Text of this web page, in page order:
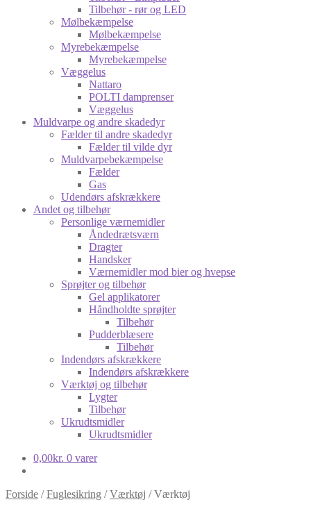
Tilbehør - rør og LED
Mølbekæmpelse
Mølbekæmpelse
Myrebekæmpelse
Myrebekæmpelse
Væggelus
Nattaro
POLTI damprenser
Væggelus
Muldvarpe og andre skadedyr
Fælder til andre skadedyr
Fælder til vilde dyr
Muldvarpebekæmpelse
Fælder
Gas
Udendørs afskrækkere
Andet og tilbehør
Personlige værnemidler
Åndedrætsværn
Dragter
Handsker
Værnemidler mod bier og hvepse
Sprøjter og tilbehør
Gel applikatorer
Håndholdte sprøjter
Tilbehør
Pudderblæsere
Tilbehør
Indendørs afskrækkere
Indendørs afskrækkere
Værktøj og tilbehør
Lygter
Tilbehør
Ukrudtsmidler
Ukrudtsmidler
0,00kr. 0 varer
Forside /Fuglesikring /Værktøj /Værktøj